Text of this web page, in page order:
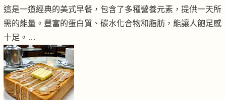
這是一道經典的美式早餐，包含了多種營養元素，提供一天所
需的能量。豐富的蛋白質、碳水化合物和脂肪，能讓人飽足感
十足。…